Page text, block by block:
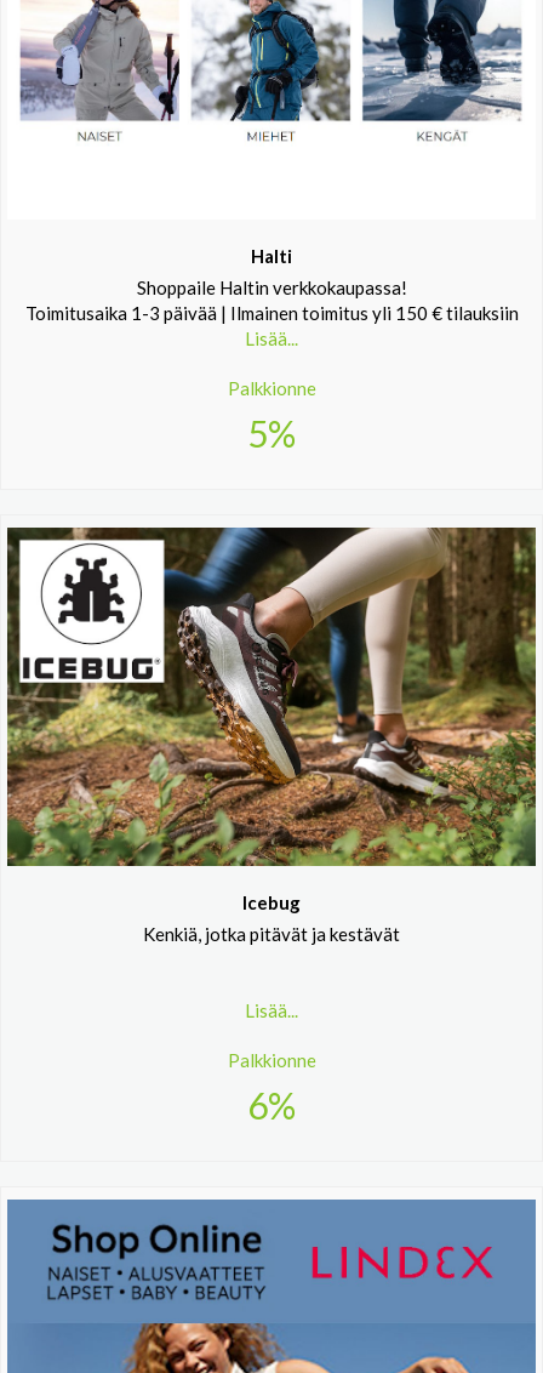
Halti
Shoppaile Haltin verkkokaupassa!
Toimitusaika 1-3 päivää | Ilmainen toimitus yli 150 € tilauksiin
Lisää...
Palkkionne
5%
Icebug
Kenkiä, jotka pitävät ja kestävät
Lisää...
Palkkionne
6%